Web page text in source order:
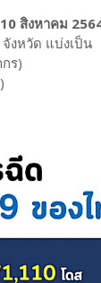
สิงหาคม
งหวัด แบ่งเป็น
ร)